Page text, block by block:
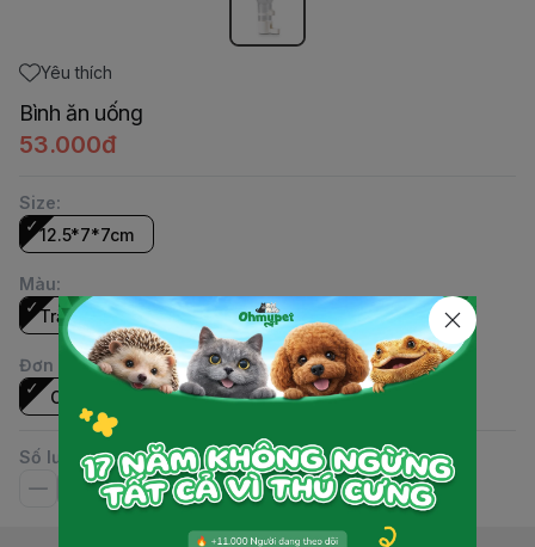
Yêu thích
Bình ăn uống
53.000đ
Size:
12.5*7*7cm
Màu:
Trắng
Đơn vị
Cái
Số lượng